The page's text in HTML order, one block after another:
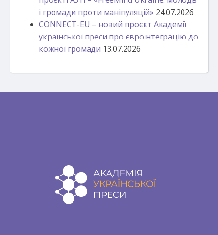
і громади проти маніпуляцій» 24.07.2026
CONNECT-EU – новий проєкт Академії
української преси про євроінтеграцію до
кожної громади 13.07.2026